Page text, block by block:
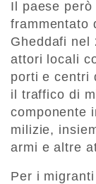
Il paese
frammentato
Gheddafi nel
attori locali
porti e centri
il traffico di
componente
milizie,
armi e altre
Per i